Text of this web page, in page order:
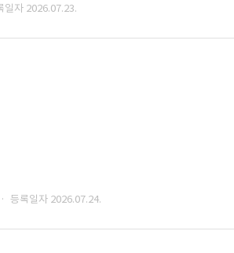
일자 2026.07.23.
· 등록일자 2026.07.24.